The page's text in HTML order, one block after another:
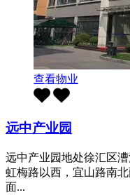
查看物业
远中产业园
远中产业园地处徐汇区
虹梅路以西，宜山路南
面...